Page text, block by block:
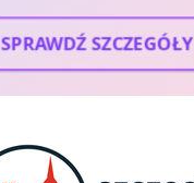
SPRAWDŹ SZCZEGÓŁY